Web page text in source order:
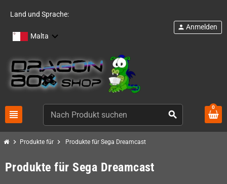
Land und Sprache:
Malta
view_headline search
person Anmelden
0
chevron_right Produkte für chevron_right Produkte für Sega Dreamcast
Produkte für Sega Dreamcast